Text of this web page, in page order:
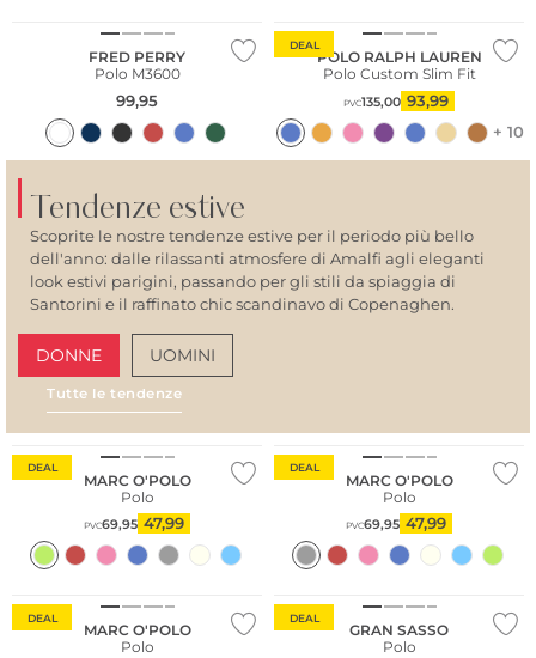
FRED PERRY
Polo M3600
99,95
DEAL
POLO RALPH LAUREN
Polo Custom Slim Fit
PVC135,00 93,99
+ 10
Tendenze estive
Scoprite le nostre tendenze estive per il periodo più bello
dell'anno: dalle rilassanti atmosfere di Amalfi agli eleganti
look estivi parigini, passando per gli stili da spiaggia di
Santorini e il raffinato chic scandinavo di Copenaghen.
DONNE UOMINI
Tutte le tendenze
DEAL
MARC O'POLO
Polo
PVC69,95 47,99
DEAL
MARC O'POLO
Polo
PVC69,95 47,99
DEAL
Sostenibile
MARC O'POLO
Polo
DEAL
GRAN SASSO
Polo